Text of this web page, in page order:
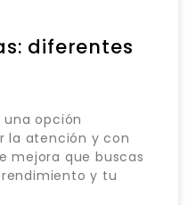
diferentes
una opción
la atención y con
mejora que buscas
y tu